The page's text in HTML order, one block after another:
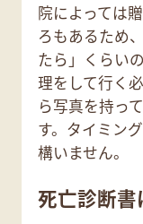
院によっては
ろもあるため
たら」くらい
理をして行く
ら写真を持っ
す。タイミン
構いません。
死亡診断